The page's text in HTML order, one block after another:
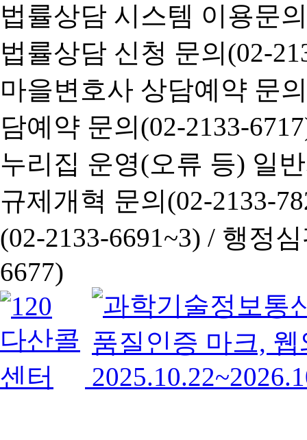
법률상담 시스템 이용문
법률상담 신청 문의(02-
마을변호사 상담예약 문
담예약 문의(02-2133-
누리집 운영(오류 등) 일
규제개혁 문의(02-2133-
(02-2133-6691~3) / 행정심
6677)